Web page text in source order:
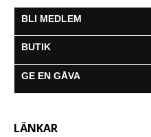
BLI MEDLEM
BUTIK
GE EN GÅVA
LÄNKAR